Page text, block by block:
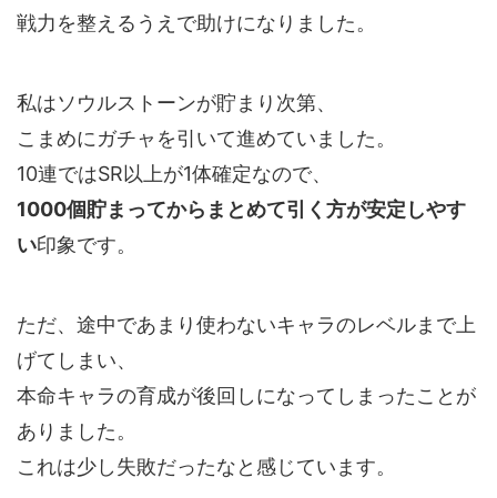
戦力を整えるうえで助けになりました。
私はソウルストーンが貯まり次第、
こまめにガチャを引いて進めていました。
10連ではSR以上が1体確定なので、
1000個貯まってからまとめて引く方が安定しやす
い印象です。
ただ、途中であまり使わないキャラのレベルまで上
げてしまい、
本命キャラの育成が後回しになってしまったことが
ありました。
これは少し失敗だったなと感じています。